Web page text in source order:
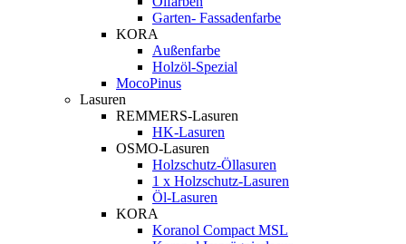
Garten- Fassadenfarbe
KORA
Außenfarbe
Holzöl-Spezial
MocoPinus
Lasuren
REMMERS-Lasuren
HK-Lasuren
OSMO-Lasuren
Holzschutz-Öllasuren
1 x Holzschutz-Lasuren
Öl-Lasuren
KORA
Koranol Compact MSL